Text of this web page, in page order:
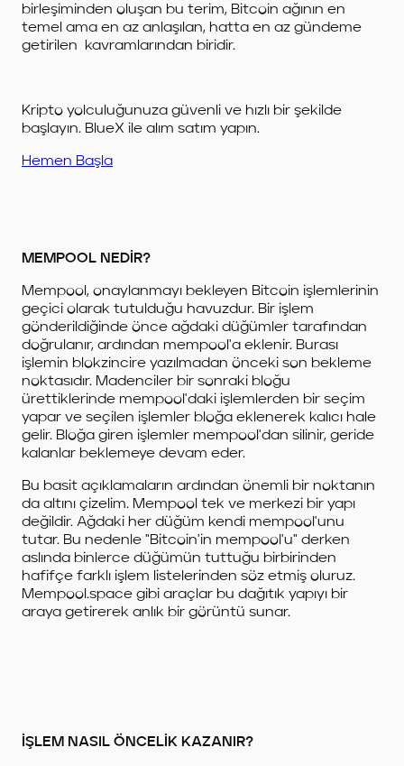
birleşiminden oluşan bu terim, Bitcoin ağının en
temel ama en az anlaşılan, hatta en az gündeme
getirilen kavramlarından biridir.
Kripto yolculuğunuza güvenli ve hızlı bir şekilde
başlayın. BlueX ile alım satım yapın.
Hemen Başla
MEMPOOL NEDİR?
Mempool, onaylanmayı bekleyen Bitcoin işlemlerinin
geçici olarak tutulduğu havuzdur. Bir işlem
gönderildiğinde önce ağdaki düğümler tarafından
doğrulanır, ardından mempool'a eklenir. Burası
işlemin blokzincire yazılmadan önceki son bekleme
noktasıdır. Madenciler bir sonraki bloğu
ürettiklerinde mempool'daki işlemlerden bir seçim
yapar ve seçilen işlemler bloğa eklenerek kalıcı hale
gelir. Bloğa giren işlemler mempool'dan silinir, geride
kalanlar beklemeye devam eder.
Bu basit açıklamaların ardından önemli bir noktanın
da altını çizelim. Mempool tek ve merkezi bir yapı
değildir. Ağdaki her düğüm kendi mempool'unu
tutar. Bu nedenle "Bitcoin'in mempool'u" derken
aslında binlerce düğümün tuttuğu birbirinden
hafifçe farklı işlem listelerinden söz etmiş oluruz.
Mempool.space gibi araçlar bu dağıtık yapıyı bir
araya getirerek anlık bir görüntü sunar.
İŞLEM NASIL ÖNCELİK KAZANIR?